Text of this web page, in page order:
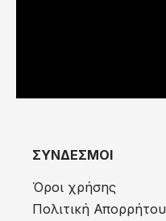
ΣΥΝΔΕΣΜΟΙ
Όροι χρήσης
Πολιτική Απορρήτου